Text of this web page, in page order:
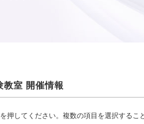
教室 開催情報
押してください。複数の項目を選択するこ